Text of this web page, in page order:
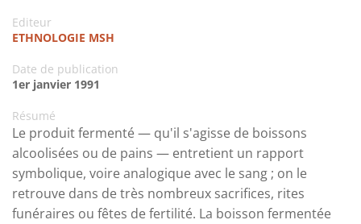
Editeur
ETHNOLOGIE MSH
Date de publication
1er janvier 1991
Résumé
Le produit fermenté — qu'il s'agisse de boissons
alcoolisées ou de pains — entretient un rapport
symbolique, voire analogique avec le sang ; on le
retrouve dans de très nombreux sacrifices, rites
funéraires ou fêtes de fertilité. La boisson fermentée